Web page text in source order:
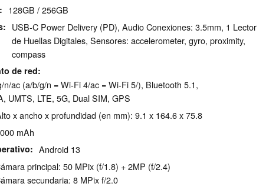
128GB / 256GB
USB-C Power Delivery (PD), Audio Conexiones: 3.5mm, 1 Lector
de Huellas Digitales, Sensores: accelerometer, gyro, proximity,
compass
de red
n/ac (a/b/g/n = Wi-Fi 4/ac = Wi-Fi 5/), Bluetooth 5.1,
UMTS, LTE, 5G, Dual SIM, GPS
x ancho x profundidad (en mm): 9.1 x 164.6 x 75.8
mAh
Android 13
principal: 50 MPix (f/1.8) + 2MP (f/2.4)
secundaria: 8 MPix f/2.0